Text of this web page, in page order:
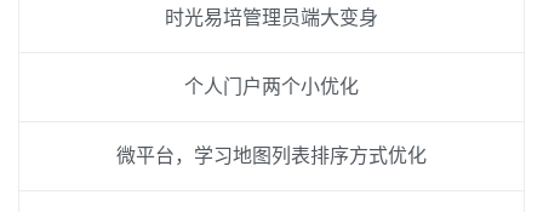
时光易培管理员端大变身
个人门户两个小优化
微平台，学习地图列表排序方式优化